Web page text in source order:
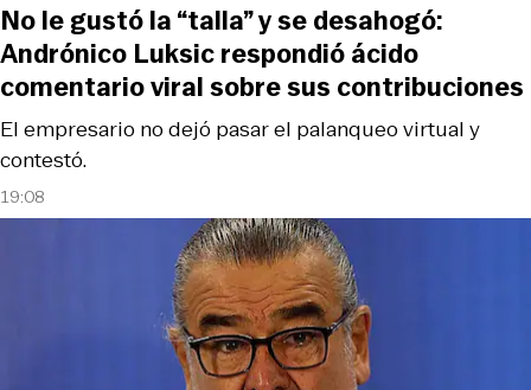
19:08
El empresario no dejó pasar el palanqueo virtual y
contestó.
No le gustó la “talla” y se desahogó:
Andrónico Luksic respondió ácido
comentario viral sobre sus contribuciones